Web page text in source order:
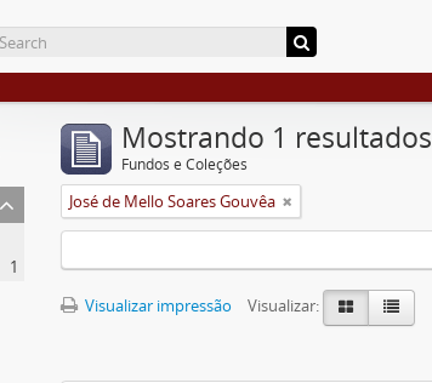
1
Mostrando 1 resultados
Fundos e Coleções
José de Mello Soares Gouvêa
Visualizar impressão
Visualizar: